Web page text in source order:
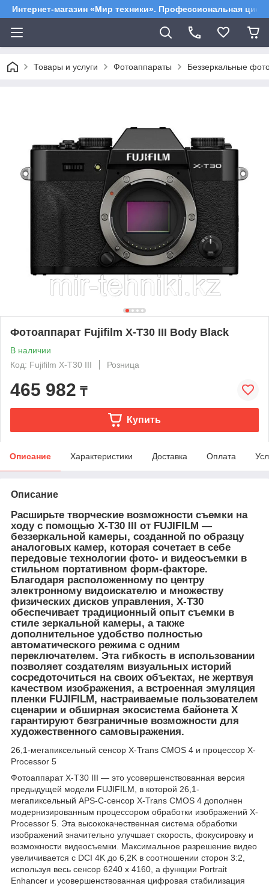
Интернет-магазин «Мир техники». Профессиональная
Товары и услуги Фотоаппараты Беззеркальные
Фотоаппарат Fujifilm X-T30 III Body Black
В наличии
Код: Fujifilm X-T30 III
Розница
465 982 ₸
Купить
Описание Характеристики Доставка Оплата
Описание
Расширьте творческие возможности съемки на
ходу с помощью X-T30 III от FUJIFILM —
беззеркальной камеры, созданной по образцу
аналоговых камер, которая сочетает в себе
передовые технологии фото- и видеосъемки в
стильном портативном форм-факторе.
Благодаря расположенному по центру
электронному видоискателю и множеству
физических дисков управления, X-T30
обеспечивает традиционный опыт съемки в
стиле зеркальной камеры, а также
дополнительное удобство полностью
автоматического режима с одним
переключателем. Эта гибкость в использовании
позволяет создателям визуальных историй
сосредоточиться на своих объектах, не жертвуя
качеством изображения, а встроенная эмуляция
пленки FUJIFILM, настраиваемые пользователем
сценарии и обширная экосистема байонета X
гарантируют безграничные возможности для
художественного самовыражения.
26,1-мегапиксельный сенсор X-Trans CMOS 4 и процессор X-
Processor 5
Фотоаппарат X-T30 III — это усовершенствованная версия
предыдущей модели FUJIFILM, в которой 26,1-
мегапиксельный APS-C-сенсор X-Trans CMOS 4 дополнен
модернизированным процессором обработки изображений X-
Processor 5. Эта высококачественная система обработки
изображений значительно улучшает скорость, фокусировку и
возможности видеосъемки. Максимальное разрешение видео
увеличивается с DCI 4K до 6,2K в соотношении сторон 3:2,
используя весь сенсор 6240 x 4160, а функции Portrait
Enhancer и усовершенствованная цифровая стабилизация